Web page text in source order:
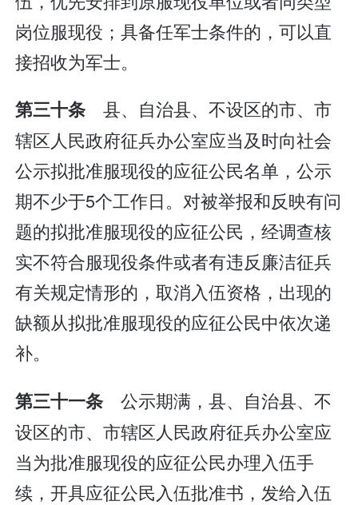
岗位服现役；具备任军士条件的，可以直
接招收为军士。
第三十条 县、自治县、不设区的市、市
辖区人民政府征兵办公室应当及时向社会
公示拟批准服现役的应征公民名单，公示
期不少于5个工作日。对被举报和反映有问
题的拟批准服现役的应征公民，经调查核
实不符合服现役条件或者有违反廉洁征兵
有关规定情形的，取消入伍资格，出现的
缺额从拟批准服现役的应征公民中依次递
补。
第三十一条 公示期满，县、自治县、不
设区的市、市辖区人民政府征兵办公室应
当为批准服现役的应征公民办理入伍手
续，开具应征公民入伍批准书，发给入伍